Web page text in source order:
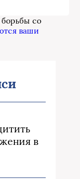
борьбы со
ваши
в